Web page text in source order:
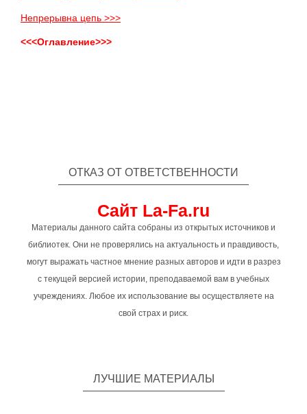
Непрерывна цепь >>>
<<<Оглавление>>>
ОТКАЗ ОТ ОТВЕТСТВЕННОСТИ
Сайт La-Fa.ru
Материалы данного сайта собраны из открытых источников и
библиотек. Они не проверялись на актуальность и правдивость,
могут выражать частное мнение разных авторов и идти в разрез
с текущей версией истории, преподаваемой вам в учебных
учреждениях. Любое их использование вы осуществляете на
свой страх и риск.
ЛУЧШИЕ МАТЕРИАЛЫ